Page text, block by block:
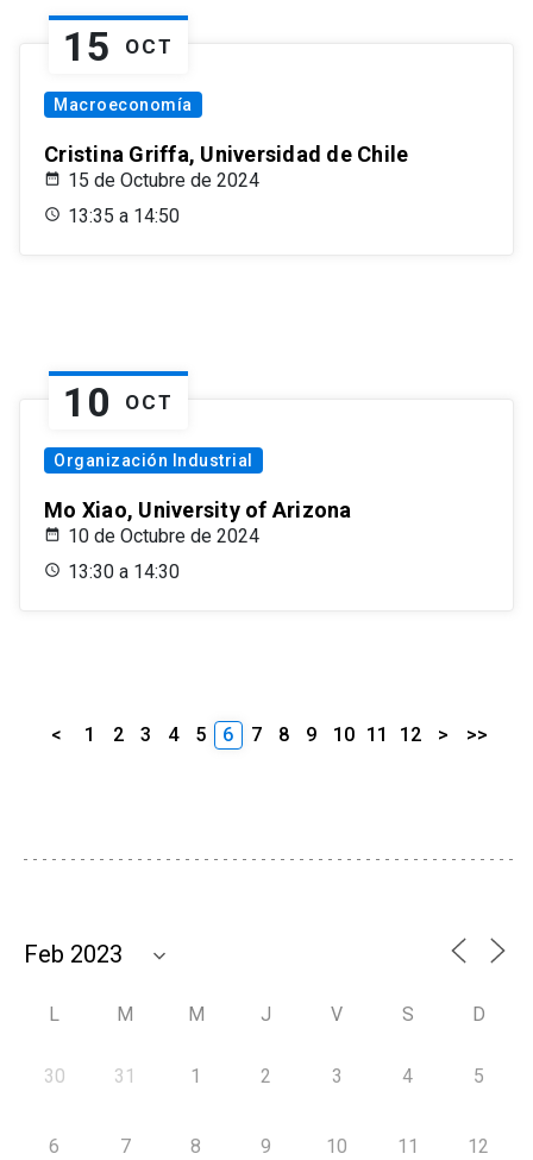
15 OCT
Macroeconomía
Cristina Griffa, Universidad de Chile
15 de Octubre de 2024
13:35 a 14:50
10 OCT
Organización Industrial
Mo Xiao, University of Arizona
10 de Octubre de 2024
13:30 a 14:30
< 1 2 3 4 5 6 7 8 9 10 11 12 > >>
L M M J V S D
30 31 1 2 3 4 5
6 7 8 9 10 11 12